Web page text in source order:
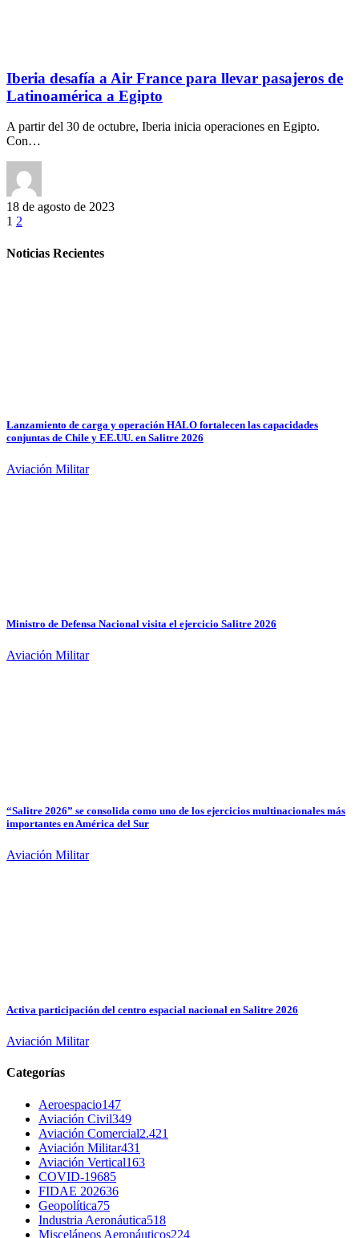
Iberia desafía a Air France para llevar pasajeros de
Latinoamérica a Egipto
A partir del 30 de octubre, Iberia inicia operaciones en Egipto.
Con…
18 de agosto de 2023
1 2
Noticias Recientes
Lanzamiento de carga y operación HALO fortalecen las capacidades
conjuntas de Chile y EE.UU. en Salitre 2026
Aviación Militar
Ministro de Defensa Nacional visita el ejercicio Salitre 2026
Aviación Militar
“Salitre 2026” se consolida como uno de los ejercicios multinacionales más
importantes en América del Sur
Aviación Militar
Activa participación del centro espacial nacional en Salitre 2026
Aviación Militar
Categorías
Aeroespacio147
Aviación Civil349
Aviación Comercial2.421
Aviación Militar431
Aviación Vertical163
COVID-19685
FIDAE 202636
Geopolítica75
Industria Aeronáutica518
Misceláneos Aeronáuticos224